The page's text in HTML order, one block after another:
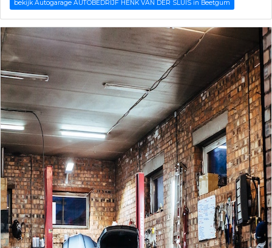
bekijk Autogarage AUTOBEDRIJF HENK VAN DER SLUIS in Beetgum